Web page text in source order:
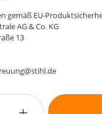
gemäß EU-
AG & Co. KG
13
Gib